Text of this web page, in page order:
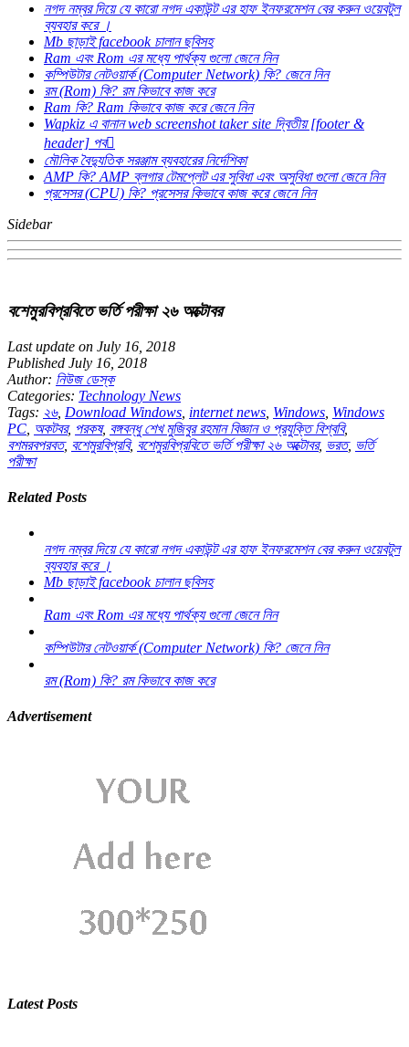
নগদ নম্বর দিয়ে যে কারো নগদ একাউন্ট এর হাফ ইনফরমেশন বের করুন ওয়েবটুল
ব্যবহার করে ।
Mb ছাড়াই facebook চালান ছবিসহ
Ram এবং Rom এর মধ্যে পার্থক্য গুলো জেনে নিন
কম্পিউটার নেটওয়ার্ক (Computer Network) কি? জেনে নিন
রম (Rom) কি? রম কিভাবে কাজ করে
Ram কি? Ram কিভাবে কাজ করে জেনে নিন
Wapkiz এ বানান web screenshot taker site দ্বিতীয় [footer &
header] পব
মৌলিক বৈদ্যুতিক সরঞ্জাম ব্যবহারের নির্দেশিকা
AMP কি? AMP ব্লগার টেমপ্লেট এর সুবিধা এবং অসুবিধা গুলো জেনে নিন
প্রসেসর (CPU) কি? প্রসেসর কিভাবে কাজ করে জেনে নিন
Sidebar
বশেমুরবিপ্রবিতে ভর্তি পরীক্ষা ২৬ অক্টোবর
Last update on July 16, 2018
Published July 16, 2018
Author: নিউজ ডেস্ক
Categories: Technology News
Tags: ২৬, Download Windows internet news Windows Windows
PC অকটবর, পরকষ, বঙ্গবন্ধু শেখ মুজিবুর রহমান বিজ্ঞান ও প্রযুক্তি বিশ্ববি,
বশমরবপরবত, বশেমুরবিপ্রবি, বশেমুরবিপ্রবিতে ভর্তি পরীক্ষা ২৬ অক্টোবর, ভরত, ভর্তি
পরীক্ষা
Related Posts
নগদ নম্বর দিয়ে যে কারো নগদ একাউন্ট এর হাফ ইনফরমেশন বের করুন ওয়েবটুল
ব্যবহার করে ।
Mb ছাড়াই facebook চালান ছবিসহ
Ram এবং Rom এর মধ্যে পার্থক্য গুলো জেনে নিন
কম্পিউটার নেটওয়ার্ক (Computer Network) কি? জেনে নিন
রম (Rom) কি? রম কিভাবে কাজ করে
Advertisement
Latest Posts